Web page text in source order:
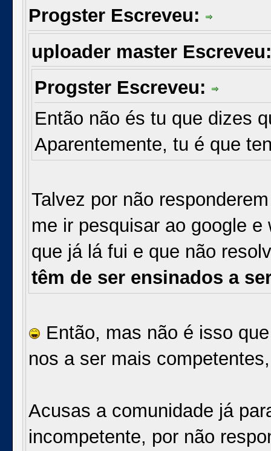
Progster Escreveu:
uploader master
Progster Escreveu:
Então não és tu que dizes
Aparentemente, tu é que
Talvez por não
me ir pesquisar ao google
que já lá fui e que não
têm de ser ensinados a
Então, mas não é isso
nos a ser mais
Acusas a comunidade já
incompetente, por não